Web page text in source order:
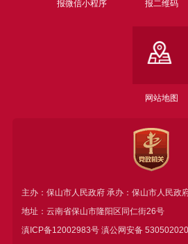
报微信小程序
报二维码
网站地图
主办：保山市人民政府 承办：保山市人民政
地址：云南省保山市隆阳区同仁街26号
滇ICP备12002983号滇公网安备